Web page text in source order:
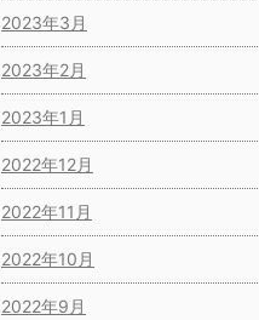
2023年3月
2023年2月
2023年1月
2022年12月
2022年11月
2022年10月
2022年9月